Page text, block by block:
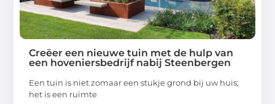
Creëer een nieuwe tuin met de hulp van
een hoveniersbedrijf nabij Steenbergen
Een tuin is niet zomaar een stukje grond bij uw huis;
het is een ruimte